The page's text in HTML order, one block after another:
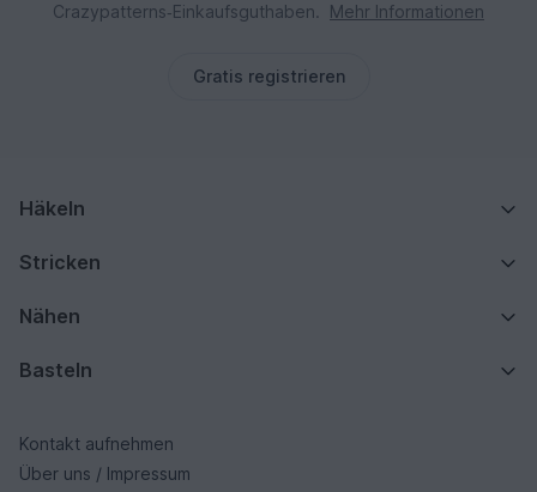
Crazypatterns‑Einkaufsguthaben.
Mehr Informationen
Gratis registrieren
Häkeln
Stricken
Nähen
Basteln
Kontakt aufnehmen
Über uns / Impressum